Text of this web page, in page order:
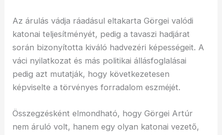
Az árulás vádja ráadásul eltakarta Görgei valódi
katonai teljesítményét, pedig a tavaszi hadjárat
során bizonyította kiváló hadvezéri képességeit. A
váci nyilatkozat és más politikai állásfoglalásai
pedig azt mutatják, hogy következetesen
képviselte a törvényes forradalom eszméjét.
Összegzésként elmondható, hogy Görgei Artúr
nem áruló volt, hanem egy olyan katonai vezető,